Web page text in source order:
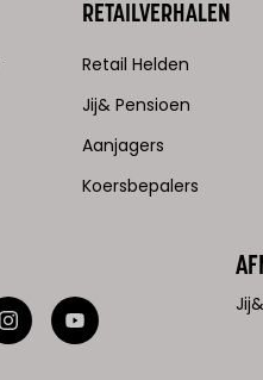
RETAILVERHALEN
Retail Helden
Jij& Pensioen
Aanjagers
Koersbepalers